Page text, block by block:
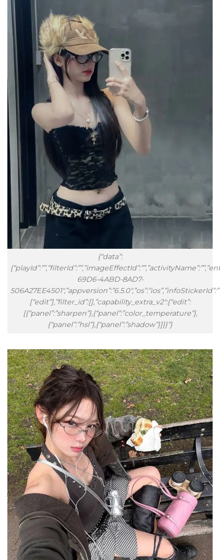
{“data”:
69D6-4ABD-8AD7-
[“edit”],”filter_id”:[],”capability_extra_v2″:{“edit”:
[{“panel”:”sharpen”},{“panel”:”color_temperature”},
{“panel”:”hsl”},{“panel”:”shadow”}]}}”}